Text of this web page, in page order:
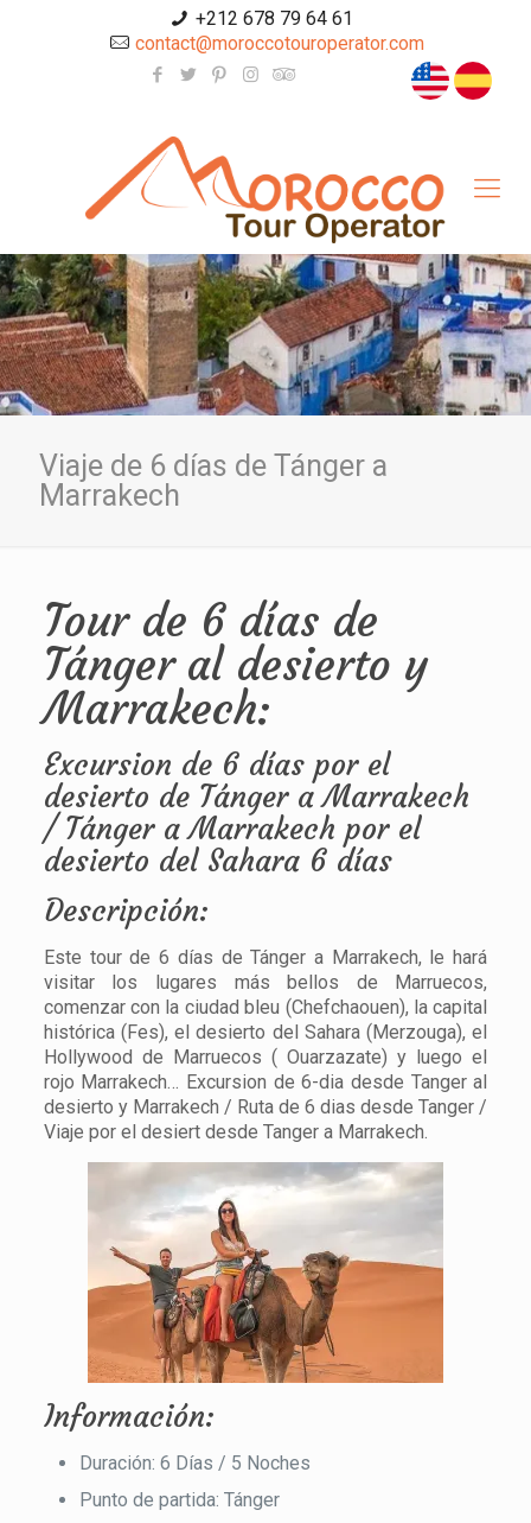
+212 678 79 64 61
contact@moroccotouroperator.com
Viaje de 6 días de Tánger a
Marrakech
Tour de 6 días de
Tánger al desierto y
Marrakech:
Excursion de 6 días por el
desierto de Tánger a Marrakech
/ Tánger a Marrakech por el
desierto del Sahara 6 días
Descripción:
Este tour de 6 días de Tánger a Marrakech, le hará
visitar los lugares más bellos de Marruecos,
comenzar con la ciudad bleu (Chefchaouen), la capital
histórica (Fes), el desierto del Sahara (Merzouga), el
Hollywood de Marruecos ( Ouarzazate) y luego el
rojo Marrakech… Excursion de 6-dia desde Tanger al
desierto y Marrakech / Ruta de 6 dias desde Tanger /
Viaje por el desiert desde Tanger a Marrakech.
Información:
Duración: 6 Días / 5 Noches
Punto de partida: Tánger